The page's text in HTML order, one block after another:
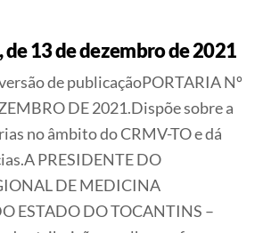
de 13 de dezembro de 2021
de publicaçãoPORTARIA Nº
DE 2021.Dispõe sobre a
no âmbito do CRMV-TO e dá
PRESIDENTE DO
DE MEDICINA
ESTADO DO TOCANTINS –